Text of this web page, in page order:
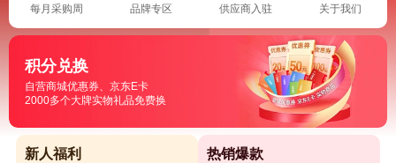
每月采购周 品牌专区 供应商入驻 关于我们
积分兑换
自营商城优惠券、京东E卡
2000多个大牌实物礼品免费换
新人福利 热销爆款